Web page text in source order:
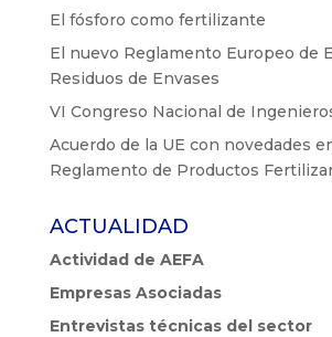
El fósforo como fertilizante
El nuevo Reglamento Europeo de
Residuos de Envases
VI Congreso Nacional de
Acuerdo de la UE con novedades
Reglamento de Productos
ACTUALIDAD
Actividad de AEFA
Empresas Asociadas
Entrevistas técnicas del sector